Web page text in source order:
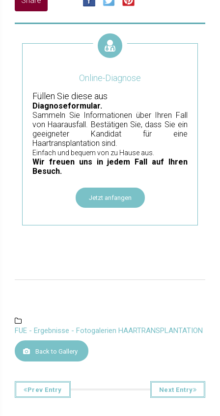
Online-Diagnose
Füllen Sie diese aus
Diagnoseformular.
Sammeln Sie Informationen über Ihren Fall
von Haarausfall. Bestätigen Sie, dass Sie ein
geeigneter Kandidat für eine
Haartransplantation sind.
Einfach und bequem von zu Hause aus.
Wir freuen uns in jedem Fall auf Ihren
Besuch.
Jetzt anfangen
FUE - Ergebnisse - Fotogalerien HAARTRANSPLANTATION
Back to Gallery
Prev Entry Next Entry